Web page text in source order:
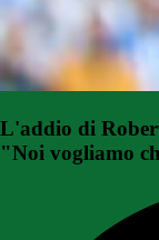
L'addio di
"Noi vogliamo